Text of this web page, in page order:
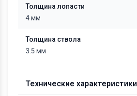
Толщина лопасти
4 мм
Толщина ствола
3.5 мм
Технические характеристики